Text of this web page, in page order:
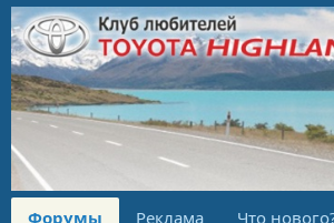
Форумы Реклама Что